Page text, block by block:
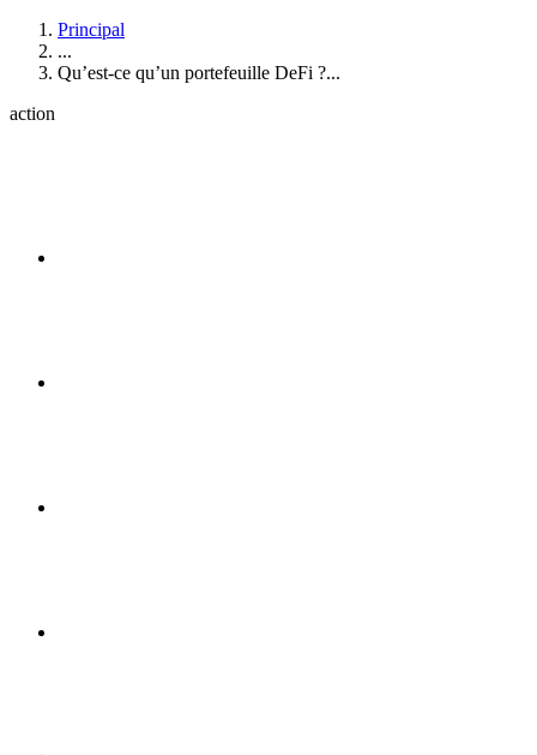
Principal
...
Qu’est-ce qu’un portefeuille DeFi ?...
action